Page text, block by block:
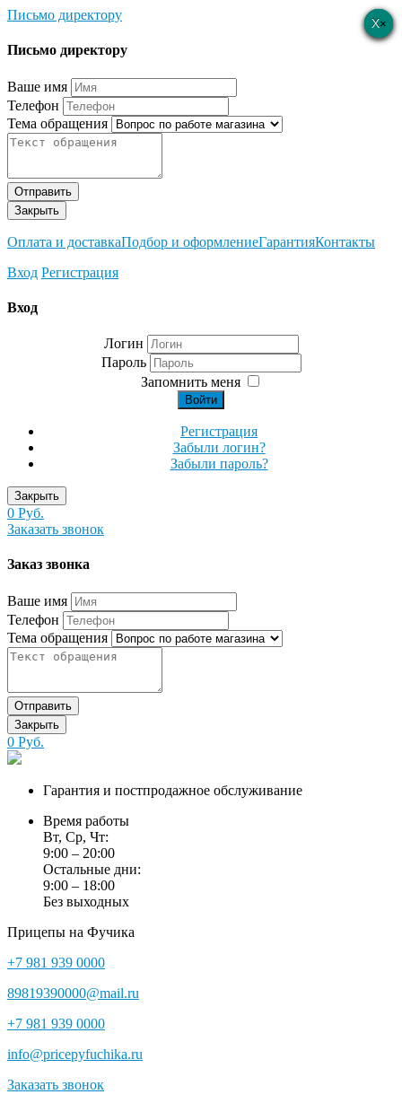
Письмо директору
×
Письмо директору
Ваше имя
Телефон
Тема обращения
Отправить
Закрыть
Оплата и доставкаПодбор и оформлениеГарантияКонтакты
Вход Регистрация
×
Вход
Логин
Пароль
Запомнить меня
Войти
Регистрация
Забыли логин?
Забыли пароль?
Закрыть
0 Руб.
Заказать звонок
×
Заказ звонка
Ваше имя
Телефон
Тема обращения
Отправить
Закрыть
0 Руб.
Гарантия и постпродажное обслуживание
Время работы
Вт, Ср, Чт:
9:00 – 20:00
Остальные дни:
9:00 – 18:00
Без выходных
Прицепы на Фучика
+7 981 939 0000
89819390000@mail.ru
+7 981 939 0000
info@pricepyfuchika.ru
Заказать звонок
×
×